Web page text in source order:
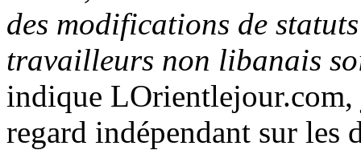
des modifications de
travailleurs non libanais
indique
regard indépendant sur les